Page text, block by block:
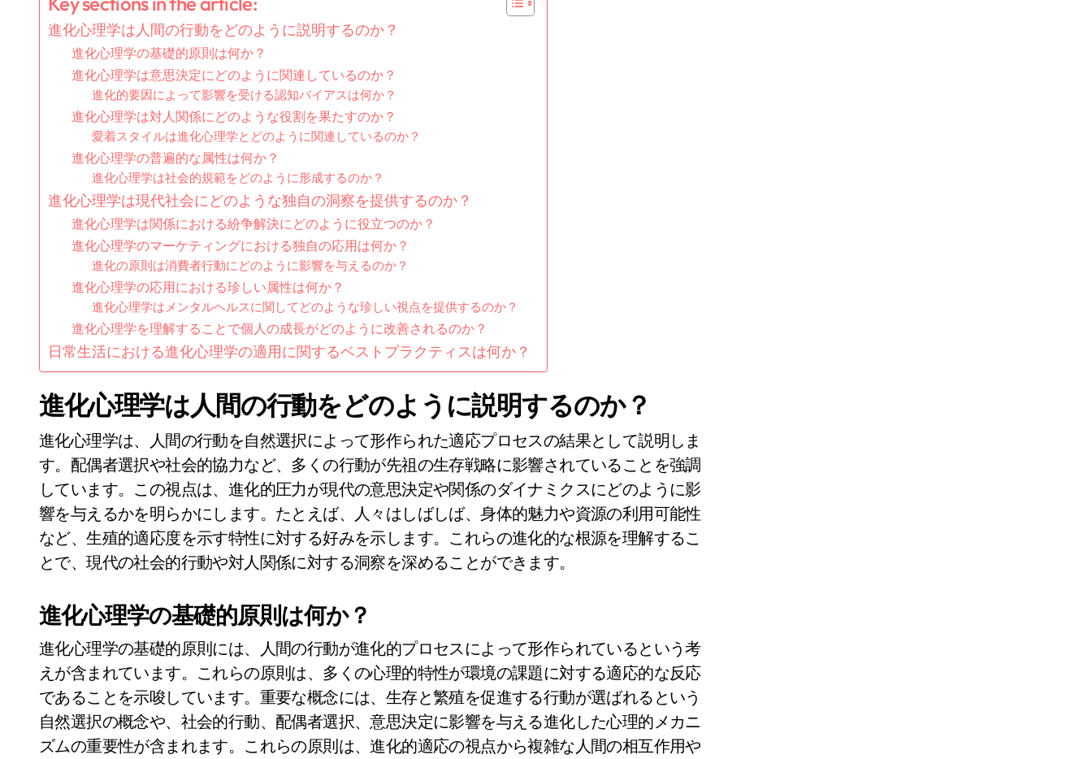
進化心理学は人間の行動をどのように説明するのか？
進化心理学の基礎的原則は何か？
進化心理学は意思決定にどのように関連しているのか？
進化的要因によって影響を受ける認知バイアスは何か？
進化心理学は対人関係にどのような役割を果たすのか？
愛着スタイルは進化心理学とどのように関連しているのか？
進化心理学の普遍的な属性は何か？
進化心理学は社会的規範をどのように形成するのか？
進化心理学は現代社会にどのような独自の洞察を提供するのか？
進化心理学は関係における紛争解決にどのように役立つのか？
進化心理学のマーケティングにおける独自の応用は何か？
進化の原則は消費者行動にどのように影響を与えるのか？
進化心理学の応用における珍しい属性は何か？
進化心理学はメンタルヘルスに関してどのような珍しい視点を提供するのか？
進化心理学を理解することで個人の成長がどのように改善されるのか？
日常生活における進化心理学の適用に関するベストプラクティスは何か？
進化心理学は人間の行動をどのように説明するのか？
進化心理学は、人間の行動を自然選択によって形作られた適応プロセスの結果として説明しま
す。配偶者選択や社会的協力など、多くの行動が先祖の生存戦略に影響されていることを強調
しています。この視点は、進化的圧力が現代の意思決定や関係のダイナミクスにどのように影
響を与えるかを明らかにします。たとえば、人々はしばしば、身体的魅力や資源の利用可能性
など、生殖的適応度を示す特性に対する好みを示します。これらの進化的な根源を理解するこ
とで、現代の社会的行動や対人関係に対する洞察を深めることができます。
進化心理学の基礎的原則は何か？
進化心理学の基礎的原則には、人間の行動が進化的プロセスによって形作られているという考
えが含まれています。これらの原則は、多くの心理的特性が環境の課題に対する適応的な反応
であることを示唆しています。重要な概念には、生存と繁殖を促進する行動が選ばれるという
自然選択の概念や、社会的行動、配偶者選択、意思決定に影響を与える進化した心理的メカニ
ズムの重要性が含まれます。これらの原則は、進化的適応の視点から複雑な人間の相互作用や